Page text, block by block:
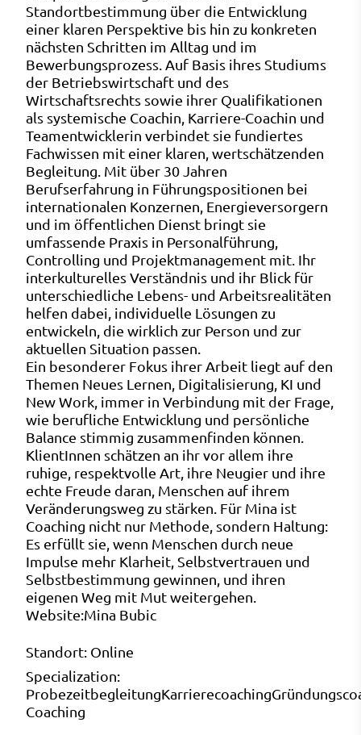
Standortbestimmung über die Entwicklung
einer klaren Perspektive bis hin zu konkreten
nächsten Schritten im Alltag und im
Bewerbungsprozess. Auf Basis ihres Studiums
der Betriebswirtschaft und des
Wirtschaftsrechts sowie ihrer Qualifikationen
als systemische Coachin, Karriere-Coachin und
Teamentwicklerin verbindet sie fundiertes
Fachwissen mit einer klaren, wertschätzenden
Begleitung. Mit über 30 Jahren
Berufserfahrung in Führungspositionen bei
internationalen Konzernen, Energieversorgern
und im öffentlichen Dienst bringt sie
umfassende Praxis in Personalführung,
Controlling und Projektmanagement mit. Ihr
interkulturelles Verständnis und ihr Blick für
unterschiedliche Lebens- und Arbeitsrealitäten
helfen dabei, individuelle Lösungen zu
entwickeln, die wirklich zur Person und zur
aktuellen Situation passen.
Ein besonderer Fokus ihrer Arbeit liegt auf den
Themen Neues Lernen, Digitalisierung, KI und
New Work, immer in Verbindung mit der Frage,
wie berufliche Entwicklung und persönliche
Balance stimmig zusammenfinden können.
KlientInnen schätzen an ihr vor allem ihre
ruhige, respektvolle Art, ihre Neugier und ihre
echte Freude daran, Menschen auf ihrem
Veränderungsweg zu stärken. Für Mina ist
Coaching nicht nur Methode, sondern Haltung:
Es erfüllt sie, wenn Menschen durch neue
Impulse mehr Klarheit, Selbstvertrauen und
Selbstbestimmung gewinnen, und ihren
eigenen Weg mit Mut weitergehen.
Website:Mina Bubic
Standort: Online
Specialization:
ProbezeitbegleitungKarrierecoaching
Coaching